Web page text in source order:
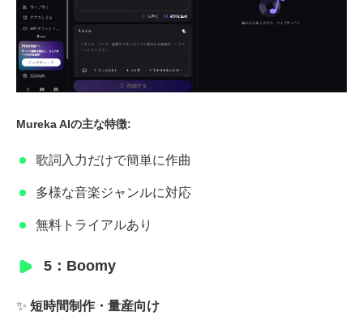
Mureka AIの主な特徴:
歌詞入力だけで簡単に作曲
多様な音楽ジャンルに対応
無料トライアルあり
5：Boomy
✨ 短時間制作・量産向け